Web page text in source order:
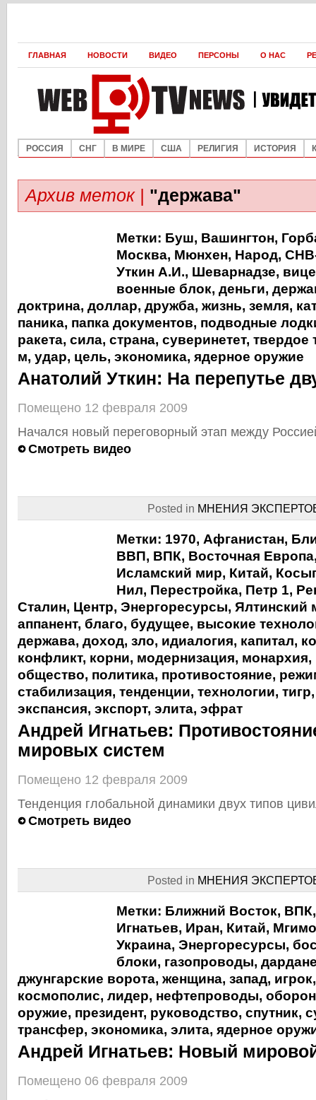
ГЛАВНАЯ НОВОСТИ ВИДЕО ПЕРСОНЫ О НАС
РОССИЯ СНГ В МИРЕ США РЕЛИГИЯ ИСТОРИЯ
Архив меток | "держава"
Метки: Буш, Вашингтон,
Москва, Мюнхен, Народ,
Уткин А.И., Шеварнадзе,
военные блок, деньги,
доктрина, доллар, дружба, жизнь, земля,
паника, папка документов, подводные
ракета, сила, страна, суверинетет, твердое
м, удар, цель, экономика, ядерное оружие
Анатолий Уткин: На перепутье
Помещено 12 февраля 2009
Начался новый переговорный этап между
Смотреть видео
Posted in МНЕНИЯ
Метки: 1970, Афганистан,
ВВП, ВПК, Восточная Европа
Исламский мир, Китай,
Нил, Перестройка, Петр 1,
Сталин, Центр, Энергоресурсы, Ялтинский
аппанент, благо, будущее, высокие
держава, доход, зло, идиалогия, капитал,
конфликт, корни, модернизация, монархия,
общество, политика, противостояние,
стабилизация, тенденции, технологии, тигр
экспансия, экспорт, элита, эфрат
Андрей Игнатьев:
мировых систем
Помещено 12 февраля 2009
Тенденция глобальной динамики двух типов
Смотреть видео
Posted in МНЕНИЯ
Метки: Ближний Восток, ВПК
Игнатьев, Иран, Китай, Мгимо
Украина, Энергоресурсы,
блоки, газопроводы,
джунгарские ворота, женщина, запад, игрок
космополис, лидер, нефтепроводы,
оружие, президент, руководство, спутник,
трансфер, экономика, элита, ядерное
Андрей Игнатьев: Новый
Помещено 06 февраля 2009